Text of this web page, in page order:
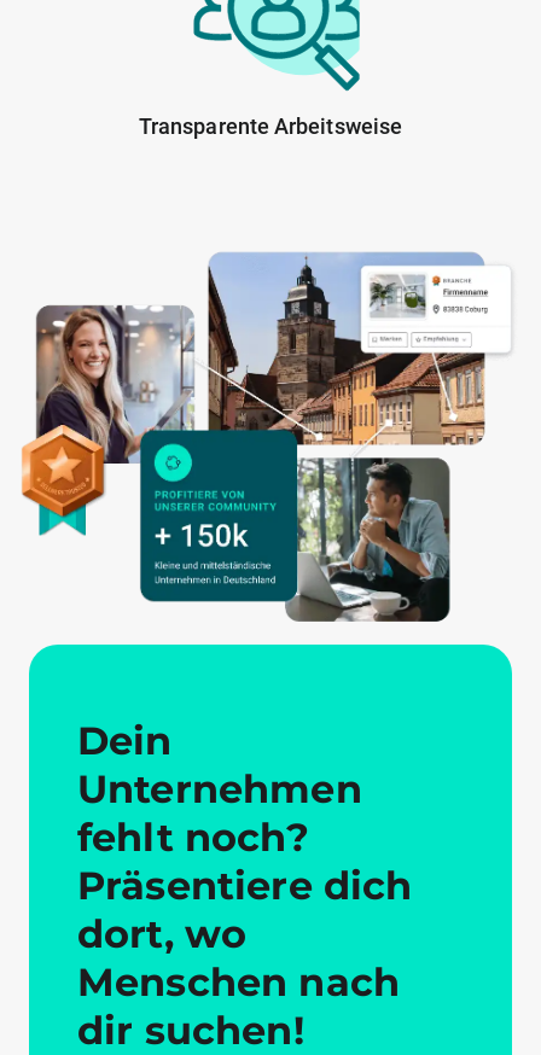
Transparente Arbeitsweise
Dein
Unternehmen
fehlt noch?
Präsentiere dich
dort, wo
Menschen nach
dir suchen!